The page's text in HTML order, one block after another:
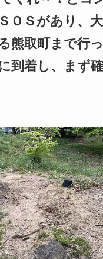
ＯＳがあり、
熊取町まで行
到着し、まず確